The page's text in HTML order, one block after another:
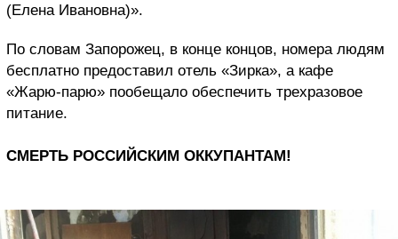
(Елена Ивановна)».
По словам Запорожец, в конце концов, номера людям
бесплатно предоставил отель «Зирка», а кафе
«Жарю-парю» пообещало обеспечить трехразовое
питание.
СМЕРТЬ РОССИЙСКИМ ОККУПАНТАМ!